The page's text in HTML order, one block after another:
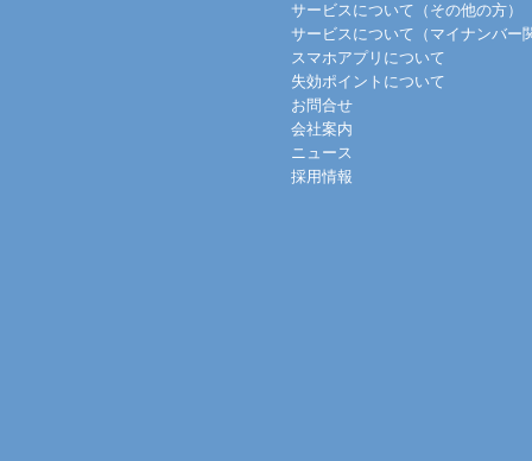
サービスについて（その他の方）
サービスについて（マイナンバー
スマホアプリについて
失効ポイントについて
お問合せ
会社案内
ニュース
採用情報